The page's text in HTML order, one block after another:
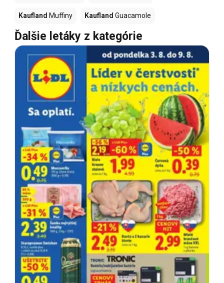
Kaufland Muffiny Kaufland Guacamole
Ďalšie letáky z kategórie